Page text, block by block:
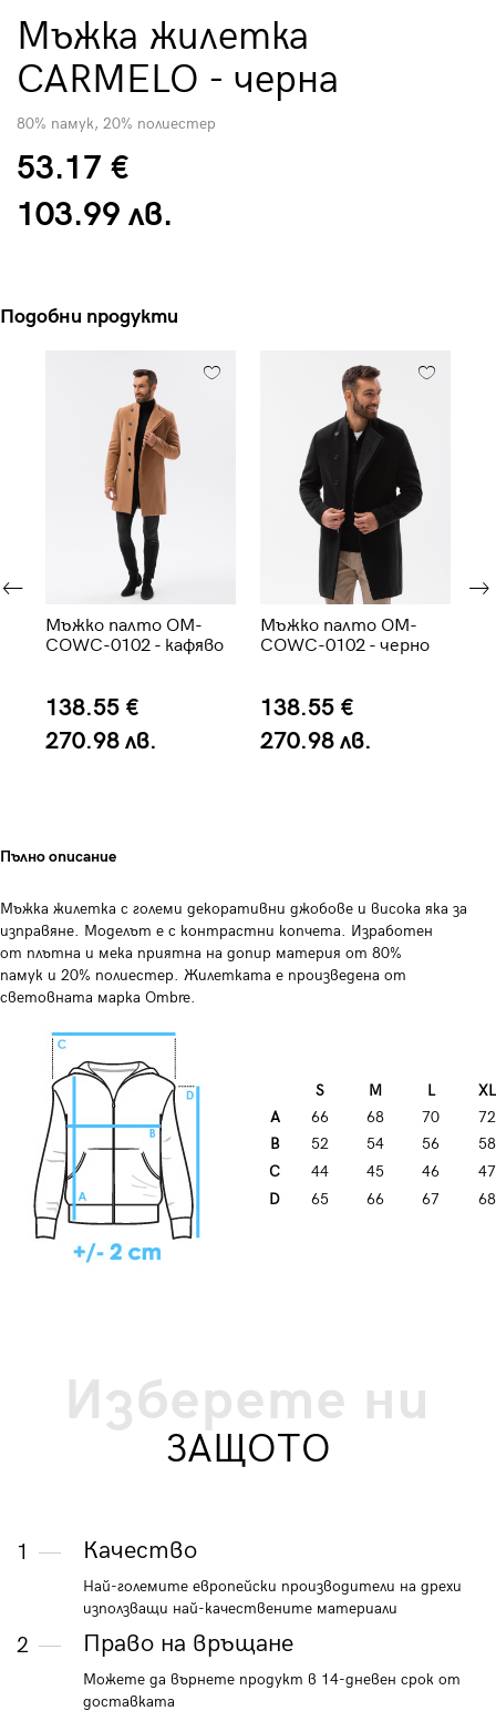
Мъжка жилетка
CARMELO - черна
80% памук, 20% полиестер
53.17 €
103.99 лв.
Подобни продукти
Мъжко палто OM-
COWC-0102 - кафяво
138.55 €
270.98 лв.
Мъжко палто OM-
COWC-0102 - черно
138.55 €
270.98 лв.
Пълно описание
Мъжка жилетка с големи декоративни джобове и висока яка за
изправяне. Моделът е с контрастни копчета. Изработен
от плътна и мека приятна на допир материя от 80%
памук и 20% полиестер. Жилетката е произведена от
световната марка Ombre.
S M L
XL
A
66 68 70
72
B
52 54 56
58
C
44 45 46
47
D
65 66 67 68
Изберете ни
ЗАЩОТО
1 Качество
Най-големите европейски производители на дрехи
използващи най-качествените материали
2 Право на връщане
Можете да върнете продукт в 14-дневен срок от
доставката